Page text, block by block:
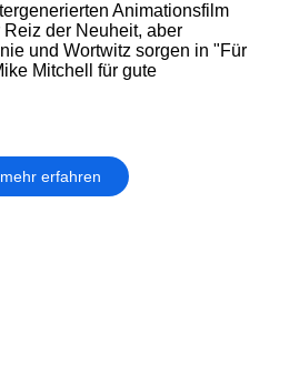
Animationsfilm
der Neuheit, aber
und Wortwitz sorgen in "Für
Mitchell für gute
mehr erfahren